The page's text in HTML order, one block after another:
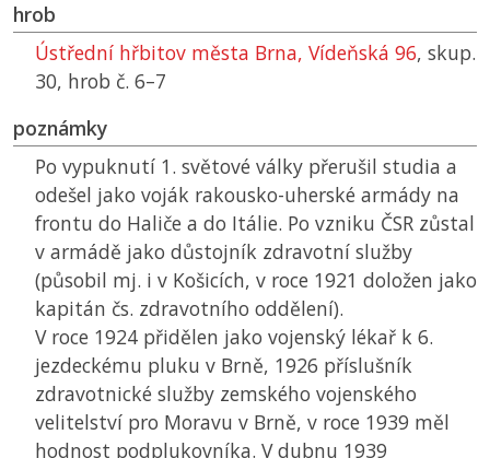
hrob
Ústřední hřbitov města Brna, Vídeňská 96, skup.
30, hrob č. 6–7
poznámky
Po vypuknutí 1. světové války přerušil studia a
odešel jako voják rakousko-uherské armády na
frontu do Haliče a do Itálie. Po vzniku ČSR zůstal
v armádě jako důstojník zdravotní služby
(působil mj. i v Košicích, v roce 1921 doložen jako
kapitán čs. zdravotního oddělení).
V roce 1924 přidělen jako vojenský lékař k 6.
jezdeckému pluku v Brně, 1926 příslušník
zdravotnické služby zemského vojenského
velitelství pro Moravu v Brně, v roce 1939 měl
hodnost podplukovníka. V dubnu 1939